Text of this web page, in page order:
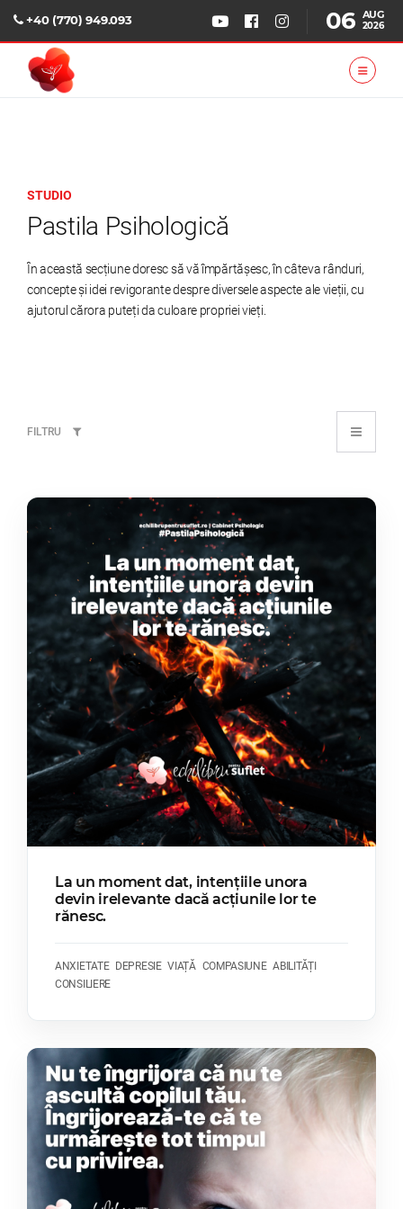
+40 (770) 949.093 06 AUG
2026
STUDIO
Pastila Psihologică
În această secțiune doresc să vă împărtășesc, în câteva rânduri,
concepte și idei revigorante despre diversele aspecte ale vieții, cu
ajutorul cărora puteți da culoare propriei vieți.
FILTRU
La un moment dat, intențiile unora
devin irelevante dacă acțiunile lor te
rănesc.
ANXIETATE DEPRESIE VIAȚĂ COMPASIUNE ABILITĂȚI
CONSILIERE